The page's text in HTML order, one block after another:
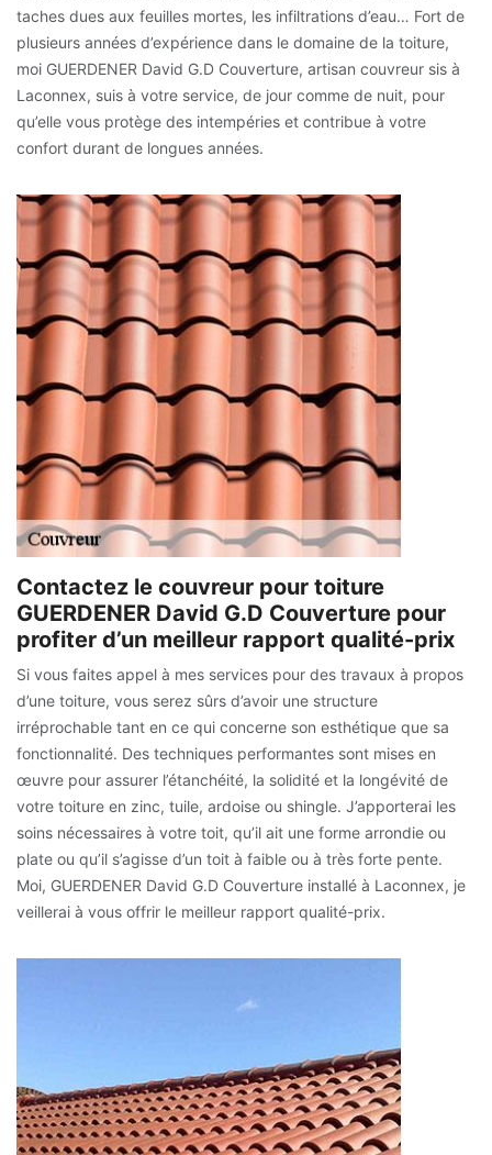
taches dues aux feuilles mortes, les infiltrations d’eau… Fort de
plusieurs années d’expérience dans le domaine de la toiture,
moi GUERDENER David G.D Couverture, artisan couvreur sis à
Laconnex, suis à votre service, de jour comme de nuit, pour
qu’elle vous protège des intempéries et contribue à votre
confort durant de longues années.
Contactez le couvreur pour toiture
GUERDENER David G.D Couverture pour
profiter d’un meilleur rapport qualité-prix
Si vous faites appel à mes services pour des travaux à propos
d’une toiture, vous serez sûrs d’avoir une structure
irréprochable tant en ce qui concerne son esthétique que sa
fonctionnalité. Des techniques performantes sont mises en
œuvre pour assurer l’étanchéité, la solidité et la longévité de
votre toiture en zinc, tuile, ardoise ou shingle. J’apporterai les
soins nécessaires à votre toit, qu’il ait une forme arrondie ou
plate ou qu’il s’agisse d’un toit à faible ou à très forte pente.
Moi, GUERDENER David G.D Couverture installé à Laconnex, je
veillerai à vous offrir le meilleur rapport qualité-prix.